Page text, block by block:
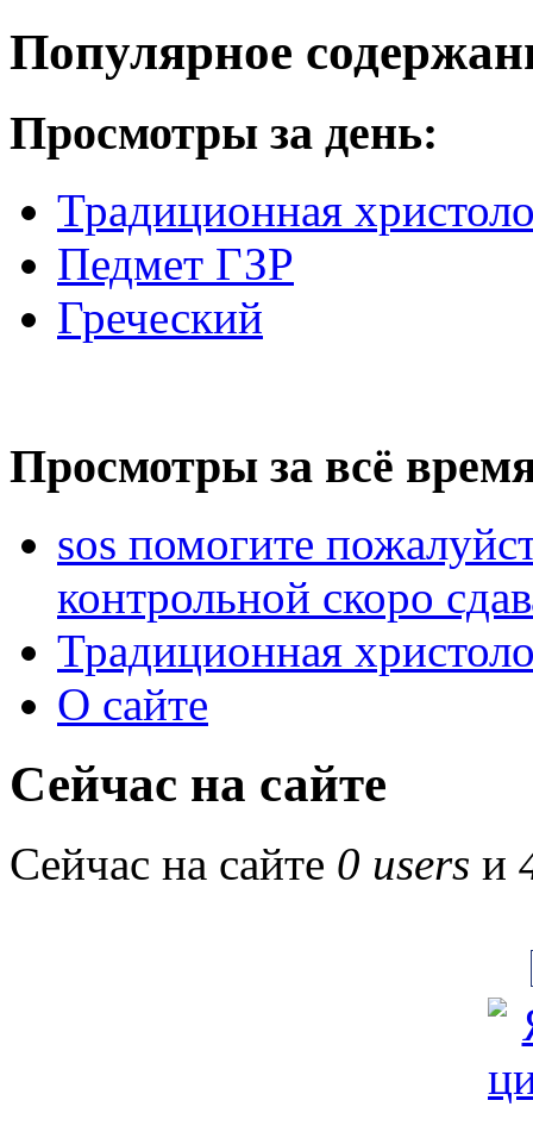
Популярное
Просмотры за день:
Традиционная
Педмет ГЗР
Греческий
Просмотры за всё
sos помогите
контрольной скоро
Традиционная
О сайте
Сейчас на сайте
Сейчас на сайте 0 users и